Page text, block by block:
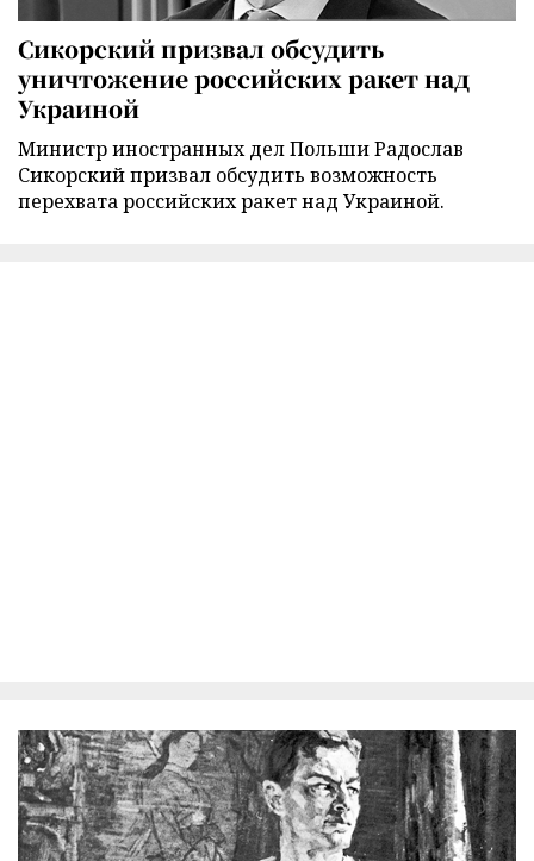
Сикорский призвал обсудить
уничтожение российских ракет над
Украиной
Министр иностранных дел Польши Радослав
Сикорский призвал обсудить возможность
перехвата российских ракет над Украиной.